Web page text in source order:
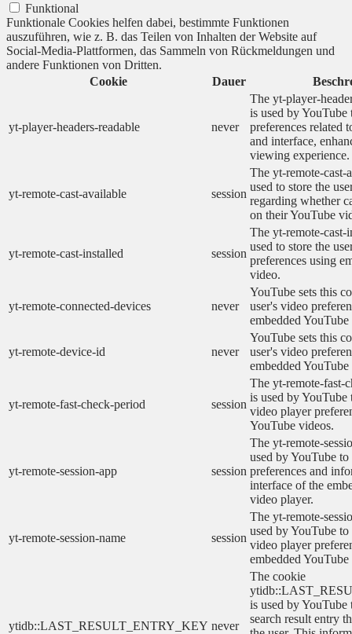
Funktional
Funktionale Cookies helfen dabei, bestimmte Funktionen
auszuführen, wie z. B. das Teilen von Inhalten der Website auf
Social-Media-Plattformen, das Sammeln von Rückmeldungen und
andere Funktionen von Dritten.
Cookie
Dauer
yt-player-headers-readable never
The yt-player-
is used by YouTube
preferences related
and interface,
viewing experience.
yt-remote-cast-available session
The yt-remote-cast-
used to store the
regarding whether
on their YouTube
yt-remote-cast-installed session
The yt-remote-cast-
used to store the
preferences using
video.
yt-remote-connected-devices never
YouTube sets this
user's video
embedded
yt-remote-device-id never
YouTube sets this
user's video
embedded
yt-remote-fast-check-period session
The yt-remote-fast-
is used by YouTube
video player
YouTube videos.
yt-remote-session-app session
The yt-remote-
used by YouTube to
preferences and
interface of the
video player.
yt-remote-session-name session
The yt-remote-
used by YouTube to
video player
embedded
ytidb::LAST_RESULT_ENTRY_KEY never
The cookie
is used by YouTube
search result entry